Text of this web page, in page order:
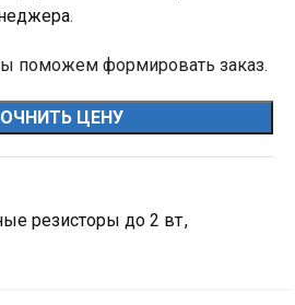
поможем формировать заказ.
ЦЕНУ
резисторы до 2 вт,